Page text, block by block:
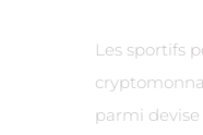
Les sportifs
parmi devise